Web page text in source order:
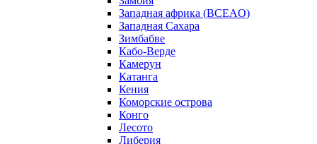
Западная африка (BCEAO)
Западная Сахара
Зимбабве
Кабо-Верде
Камерун
Катанга
Кения
Коморские острова
Конго
Лесото
Либерия